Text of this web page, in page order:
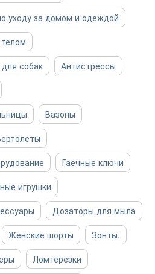
уходу за домом и одеждой
собак
Антистрессы
Вазоны
Гаечные ключи
игрушки
Дозаторы для мыла
Женские шорты
Зонты.
Ломтерезки